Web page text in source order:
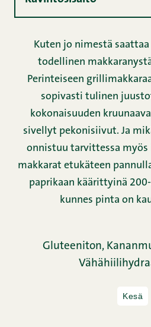
Kuten jo nimestä
todellinen
Perinteiseen
sopivasti tulinen
kokonaisuuden
sivellyt pekonisiivut. Ja
onnistuu tarvittessa myös
makkarat etukäteen
paprikaan käärittyinä
kunnes pinta on
Gluteeniton,
Kesä